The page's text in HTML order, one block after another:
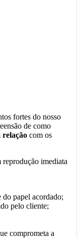
fortes do nosso
de como
relação com os
reprodução imediata
papel acordado;
pelo cliente;
comprometa a